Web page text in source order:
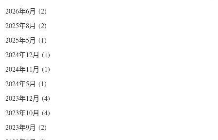
2026年6月 (2)
2025年8月 (2)
2025年5月 (1)
2024年12月 (1)
2024年11月 (1)
2024年5月 (1)
2023年12月 (4)
2023年10月 (4)
2023年9月 (2)